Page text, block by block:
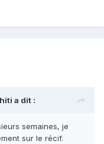
a dit :
semaines, je
sur le récif.